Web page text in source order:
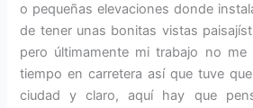
o pequeñas elevaciones donde
de tener unas bonitas vistas
pero últimamente mi trabajo no me
tiempo en carretera así que tuve
ciudad y claro, aquí hay que